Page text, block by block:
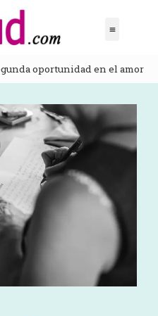
oportunidad en el amor